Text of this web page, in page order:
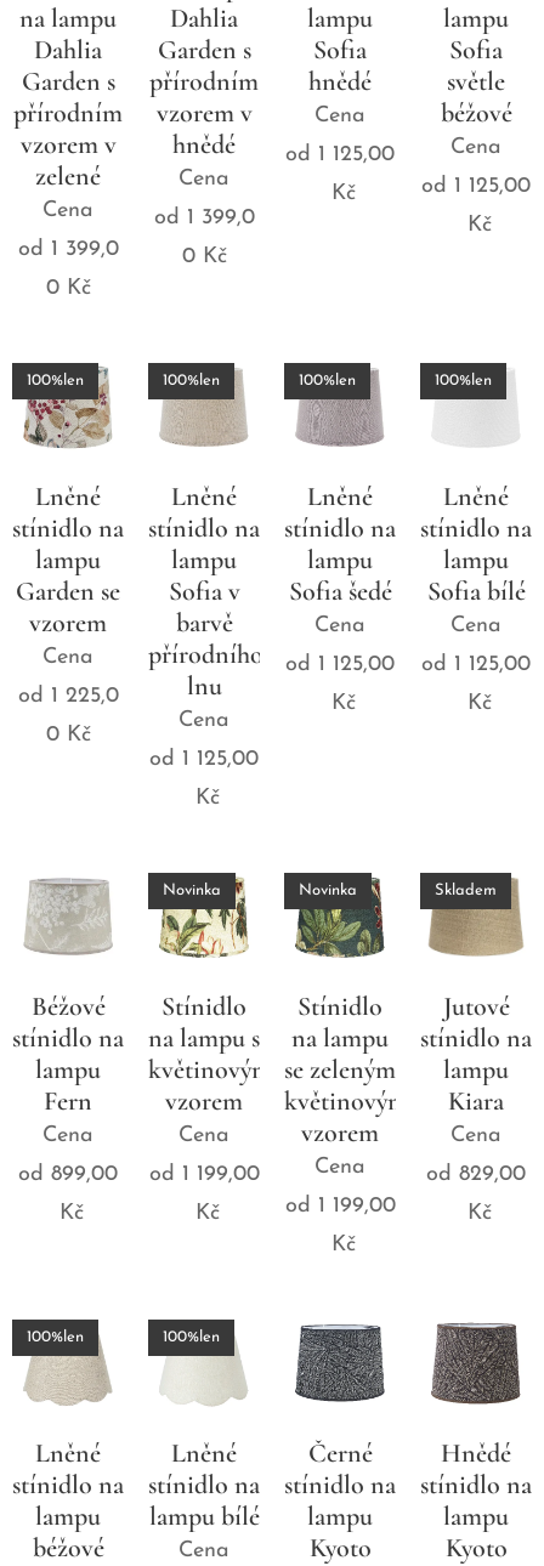
na lampu
Dahlia
Garden s
přírodním
vzorem v
zelené
Cena
od 1 399,0
0Kč
Dahlia
Garden s
přírodním
vzorem v
hnědé
Cena
od 1 399,0
0Kč
lampu
Sofia
hnědé
Cena
od 1 125,00
Kč
lampu
Sofia
světle
béžové
Cena
od 1 125,00
Kč
Lněné
stínidlo na
lampu
Garden se
vzorem
100%len
Cena
od 1 225,0
0Kč
Lněné
stínidlo na
lampu
Sofia v
barvě
přírodního
lnu
100%len
Cena
od 1 125,00
Kč
Lněné
stínidlo na
lampu
Sofia šedé
100%len
Cena
od 1 125,00
Kč
Lněné
stínidlo na
lampu
Sofia bílé
100%len
Cena
od 1 125,00
Kč
Béžové
stínidlo na
lampu
Fern
Cena
od 899,00
Kč
Stínidlo
na lampu s
květinovým
vzorem
Novinka
Cena
od 1 199,00
Kč
Stínidlo
na lampu
se zeleným
květinovým
vzorem
Novinka
Cena
od 1 199,00
Kč
Jutové
stínidlo na
lampu
Kiara
Skladem
Cena
od 829,00
Kč
Lněné
stínidlo na
lampu
béžové
100%len
Lněné
stínidlo na
lampu bílé
100%len
Cena
Černé
stínidlo na
lampu
Kyoto
Hnědé
stínidlo na
lampu
Kyoto